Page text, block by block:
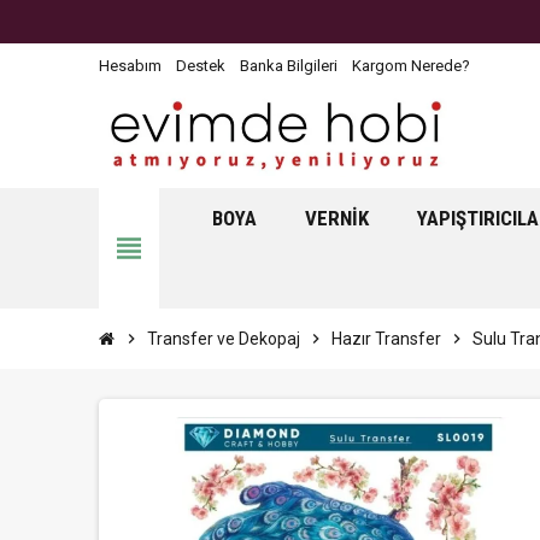
Hesabım Destek Banka Bilgileri Kargom Nerede?
view_headline
BOYA VERNIK
chevron_right Transfer ve Dekopaj chevron_right Hazır Transfer chevron_right Sulu